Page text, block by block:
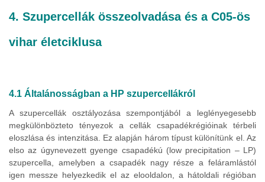
4. Szupercellák összeolvadása és a C05-ös
vihar életciklusa
4.1 Általánosságban a HP szupercellákról
A szupercellák osztályozása szempontjából a leglényegesebb
megkülönbözteto tényezok a cellák csapadékrégióinak térbeli
eloszlása és intenzitása. Ez alapján három típust különítünk el. Az
elso az úgynevezett gyenge csapadékú (low precipitation – LP)
szupercella, amelyben a csapadék nagy része a feláramlástól
igen messze helyezkedik el az elooldalon, a hátoldali régióban